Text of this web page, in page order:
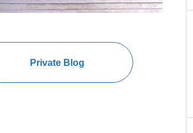
Private Blog